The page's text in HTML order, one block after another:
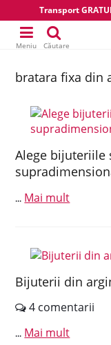
Transport
Meniu Căutare
bratara fixa din
Alege
... Mai mult
Bijuterii din
4 comentarii
... Mai mult